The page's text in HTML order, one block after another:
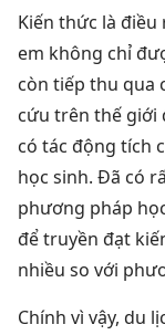
Kiến thức là điều
em không chỉ
còn tiếp thu qua
cứu trên thế giới
có tác động tích
học sinh. Đã có
phương pháp
để truyền đạt
nhiều so với
Chính vì vậy, du